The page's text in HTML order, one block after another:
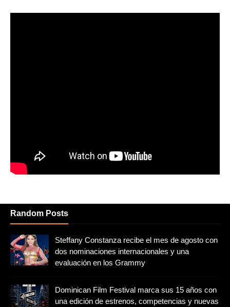
Random Posts
Steffany Constanza recibe el mes de agosto con
dos nominaciones internacionales y una
evaluación en los Grammy
Dominican Film Festival marca sus 15 años con
una edición de estrenos, competencias y nuevas